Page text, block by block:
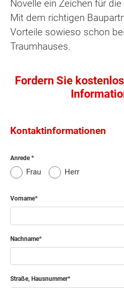
Novelle ein Zeichen für
Mit dem richtigen
Vorteile sowieso schon
Traumhauses.
Fordern Sie
Kontaktinformationen
Anrede
Frau Herr
Vorname
Nachname
Straße, Hausnummer